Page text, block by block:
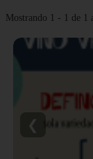
Mostrando 1 - 1 de 1
❮